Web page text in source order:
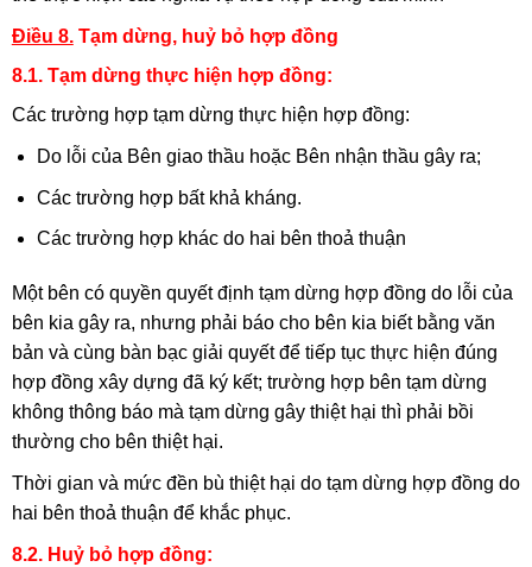
Điều 8.Tạm dừng, huỷ bỏ hợp đồng
8.1. Tạm dừng thực hiện hợp đồng:
Các trường hợp tạm dừng thực hiện hợp đồng:
Do lỗi của Bên giao thầu hoặc Bên nhận thầu gây ra;
Các trường hợp bất khả kháng.
Các trường hợp khác do hai bên thoả thuận
Một bên có quyền quyết định tạm dừng hợp đồng do lỗi của
bên kia gây ra, nhưng phải báo cho bên kia biết bằng văn
bản và cùng bàn bạc giải quyết để tiếp tục thực hiện đúng
hợp đồng xây dựng đã ký kết; trường hợp bên tạm dừng
không thông báo mà tạm dừng gây thiệt hại thì phải bồi
thường cho bên thiệt hại.
Thời gian và mức đền bù thiệt hại do tạm dừng hợp đồng do
hai bên thoả thuận để khắc phục.
8.2. Huỷ bỏ hợp đồng: